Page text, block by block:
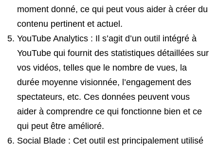
moment donné, ce qui peut vous aider à créer du
contenu pertinent et actuel.
YouTube Analytics : Il s’agit d’un outil intégré à
YouTube qui fournit des statistiques détaillées sur
vos vidéos, telles que le nombre de vues, la
durée moyenne visionnée, l’engagement des
spectateurs, etc. Ces données peuvent vous
aider à comprendre ce qui fonctionne bien et ce
qui peut être amélioré.
Social Blade : Cet outil est principalement utilisé